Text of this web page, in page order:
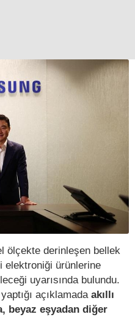
ölçekte derinleşen bellek
ürünlerine
uyarısında bulundu.
açıklamada akıllı
beyaz eşyadan diğer